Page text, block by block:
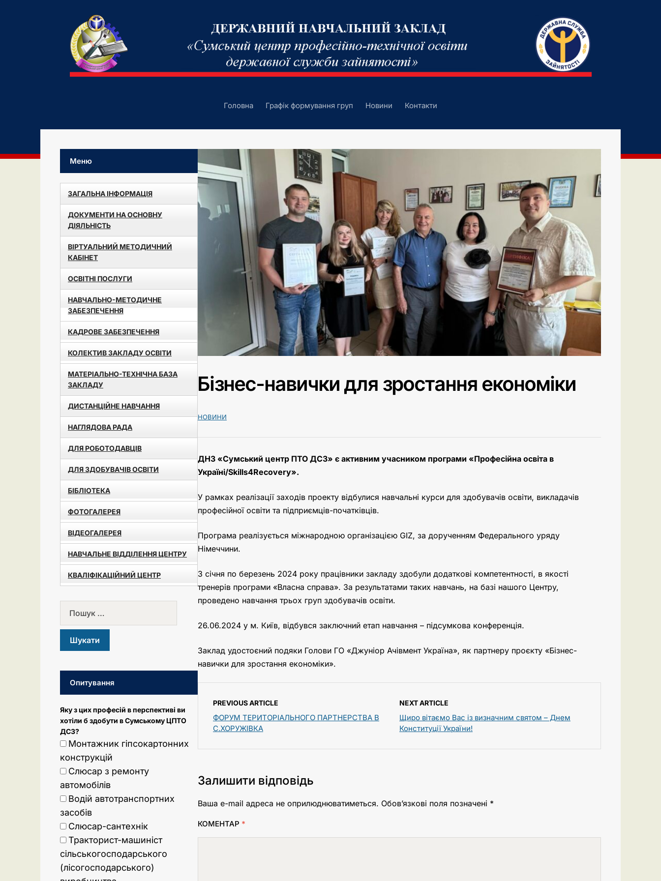
Головна Графік формування груп Новини Контакти
Бізнес-навички для зростання економіки
НОВИНИ
ДНЗ «Сумський центр ПТО ДСЗ» є активним учасником програми «Професійна освіта в
Україні/Skills4Recovery».
У рамках реалізації заходів проекту відбулися навчальні курси для здобувачів освіти, викладачів
професійної освіти та підприємців-початківців.
Програма реалізується міжнародною організацією GIZ, за дорученням Федерального уряду
Німеччини.
З січня по березень 2024 року працівники закладу здобули додаткові компетентності, в якості
тренерів програми «Власна справа». За результатами таких навчань, на базі нашого Центру,
проведено навчання трьох груп здобувачів освіти.
26.06.2024 у м. Київ, відбувся заключний етап навчання – підсумкова конференція.
Заклад удостоєний подяки Голови ГО «Джуніор Ачівмент Україна», як партнеру проєкту «Бізнес-
навички для зростання економіки».
PREVIOUS ARTICLE
ФОРУМ ТЕРИТОРІАЛЬНОГО ПАРТНЕРСТВА В
С.ХОРУЖІВКА
NEXT ARTICLE
Щиро вітаємо Вас із визначним святом – Днем
Конституції України!
Залишити відповідь
Ваша e-mail адреса не оприлюднюватиметься. Обов’язкові поля позначені *
КОМЕНТАР *
Меню
ЗАГАЛЬНА ІНФОРМАЦІЯ
ДОКУМЕНТИ НА ОСНОВНУ
ДІЯЛЬНІСТЬ
ВІРТУАЛЬНИЙ МЕТОДИЧНИЙ
КАБІНЕТ
ОСВІТНІ ПОСЛУГИ
НАВЧАЛЬНО-МЕТОДИЧНЕ
ЗАБЕЗПЕЧЕННЯ
КАДРОВЕ ЗАБЕЗПЕЧЕННЯ
КОЛЕКТИВ ЗАКЛАДУ ОСВІТИ
МАТЕРІАЛЬНО-ТЕХНІЧНА БАЗА
ЗАКЛАДУ
ДИСТАНЦІЙНЕ НАВЧАННЯ
НАГЛЯДОВА РАДА
ДЛЯ РОБОТОДАВЦІВ
ДЛЯ ЗДОБУВАЧІВ ОСВІТИ
БІБЛІОТЕКА
ФОТОГАЛЕРЕЯ
ВІДЕОГАЛЕРЕЯ
НАВЧАЛЬНЕ ВІДДІЛЕННЯ ЦЕНТРУ
КВАЛІФІКАЦІЙНИЙ ЦЕНТР
Опитування
Яку з цих професій в перспективі ви
хотіли б здобути в Сумському ЦПТО
ДСЗ?
Монтажник гіпсокартонних
конструкцій
Слюсар з ремонту
автомобілів
Водій автотранспортних
засобів
Слюсар-сантехнік
Тракторист-машиніст
сільськогосподарського
(лісогосподарського)